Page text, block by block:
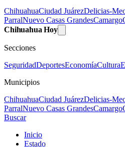
ChihuahuaCiudad JuárezDelicias-
ParralNuevo Casas GrandesCamargo
Chihuahua Hoy
Secciones
SeguridadDeportesEconomíaCultura
Municipios
ChihuahuaCiudad JuárezDelicias-
ParralNuevo Casas GrandesCamargo
Buscar
Inicio
Estado